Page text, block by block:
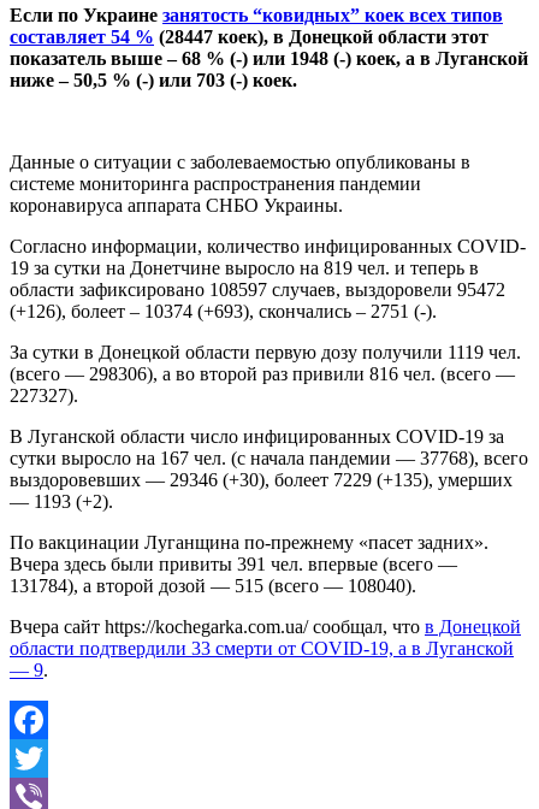
Если по Украине занятость “ковидных” коек всех типов
составляет 54 % (28447 коек), в Донецкой области этот
показатель выше – 68 % (-) или 1948 (-) коек, а в Луганской
ниже – 50,5 % (-) или 703 (-) коек.
Данные о ситуации с заболеваемостью опубликованы в
системе мониторинга распространения пандемии
коронавируса аппарата СНБО Украины.
Согласно информации, количество инфицированных COVID-
19 за сутки на Донетчине выросло на 819 чел. и теперь в
области зафиксировано 108597 случаев, выздоровели 95472
(+126), болеет – 10374 (+693), скончались – 2751 (-).
За сутки в Донецкой области первую дозу получили 1119 чел.
(всего — 298306), а во второй раз привили 816 чел. (всего —
227327).
В Луганской области число инфицированных COVID-19 за
сутки выросло на 167 чел. (с начала пандемии — 37768), всего
выздоровевших — 29346 (+30), болеет 7229 (+135), умерших
— 1193 (+2).
По вакцинации Луганщина по-прежнему «пасет задних».
Вчера здесь были привиты 391 чел. впервые (всего —
131784), а второй дозой — 515 (всего — 108040).
Вчера сайт https://kochegarka.com.ua/ сообщал, что в Донецкой
области подтвердили 33 смерти от COVID-19, а в Луганской
— 9.
Facebook
Twitter